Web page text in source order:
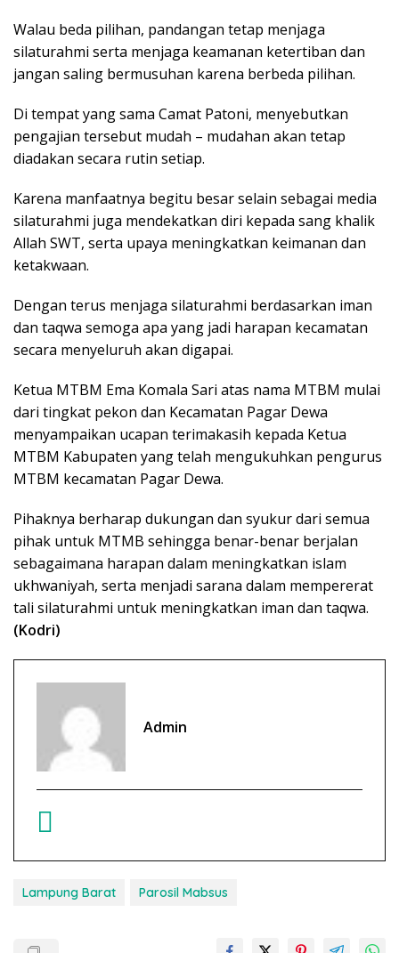
Walau beda pilihan, pandangan tetap menjaga
silaturahmi serta menjaga keamanan ketertiban dan
jangan saling bermusuhan karena berbeda pilihan.
Di tempat yang sama Camat Patoni, menyebutkan
pengajian tersebut mudah – mudahan akan tetap
diadakan secara rutin setiap.
Karena manfaatnya begitu besar selain sebagai media
silaturahmi juga mendekatkan diri kepada sang khalik
Allah SWT, serta upaya meningkatkan keimanan dan
ketakwaan.
Dengan terus menjaga silaturahmi berdasarkan iman
dan taqwa semoga apa yang jadi harapan kecamatan
secara menyeluruh akan digapai.
Ketua MTBM Ema Komala Sari atas nama MTBM mulai
dari tingkat pekon dan Kecamatan Pagar Dewa
menyampaikan ucapan terimakasih kepada Ketua
MTBM Kabupaten yang telah mengukuhkan pengurus
MTBM kecamatan Pagar Dewa.
Pihaknya berharap dukungan dan syukur dari semua
pihak untuk MTMB sehingga benar-benar berjalan
sebagaimana harapan dalam meningkatkan islam
ukhwaniyah, serta menjadi sarana dalam mempererat
tali silaturahmi untuk meningkatkan iman dan taqwa.
(Kodri)
Admin
Lampung Barat Parosil Mabsus